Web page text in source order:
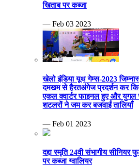
खिताब पर कब्जा
— Feb 03 2023
खेलो इंडिया यूथ गेम्स-2023
दमखम से हैरतअंगेज प्रदर्शन कर
एकल क्वार्टर फाइनल हुए और युगल
शटलरों ने जम कर बजवाईं तालियाँ
— Feb 01 2023
दद्दा स्मृति 24वी संभागीय सीनियर
पर कब्जा ग्वालियर